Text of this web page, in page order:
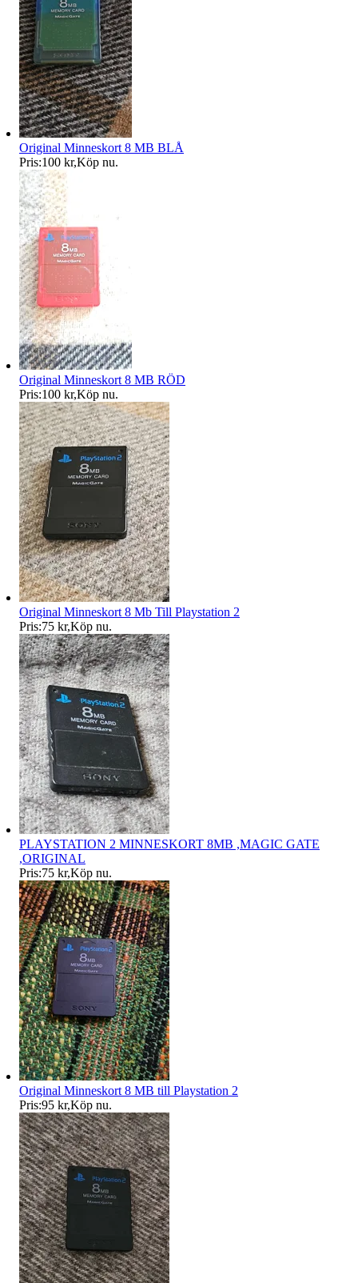
Original Minneskort 8 MB BLÅ
Pris:100 kr,Köp nu.
Original Minneskort 8 MB RÖD
Pris:100 kr,Köp nu.
Original Minneskort 8 Mb Till Playstation 2
Pris:75 kr,Köp nu.
PLAYSTATION 2 MINNESKORT 8MB ,MAGIC GATE
,ORIGINAL
Pris:75 kr,Köp nu.
Original Minneskort 8 MB till Playstation 2
Pris:95 kr,Köp nu.